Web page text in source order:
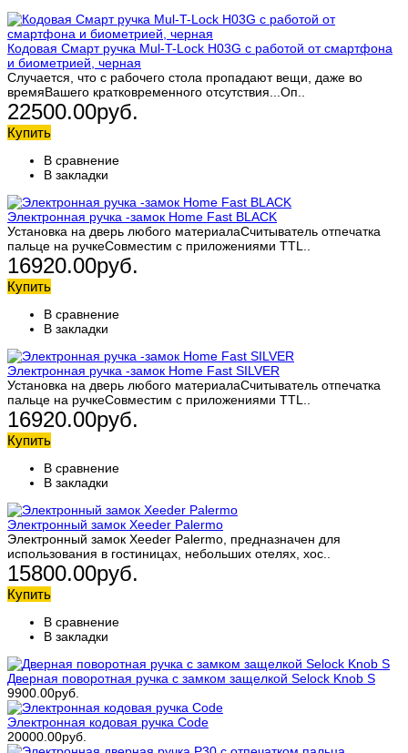
Кодовая Смарт ручка Mul-T-Lock H03G с работой от смартфона
и биометрией, черная
Случается, что с рабочего стола пропадают вещи, даже во
времяВашего кратковременного отсутствия...Оп..
22500.00руб.
Купить
В сравнение
В закладки
Электронная ручка -замок Home Fast BLACK
Установка на дверь любого материалаСчитыватель отпечатка
пальце на ручкеСовместим с приложениями TTL..
16920.00руб.
Купить
В сравнение
В закладки
Электронная ручка -замок Home Fast SILVER
Установка на дверь любого материалаСчитыватель отпечатка
пальце на ручкеСовместим с приложениями TTL..
16920.00руб.
Купить
В сравнение
В закладки
Электронный замок Xeeder Palermo
Электронный замок Xeeder Palermo, предназначен для
использования в гостиницах, небольших отелях, хос..
15800.00руб.
Купить
В сравнение
В закладки
Дверная поворотная ручка с замком защелкой Selock Knob S
9900.00руб.
Электронная кодовая ручка Code
20000.00руб.